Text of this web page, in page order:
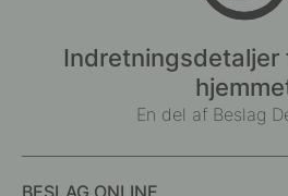
Indretningsdetaljer
En del af Beslag
BESLAG ONLINE